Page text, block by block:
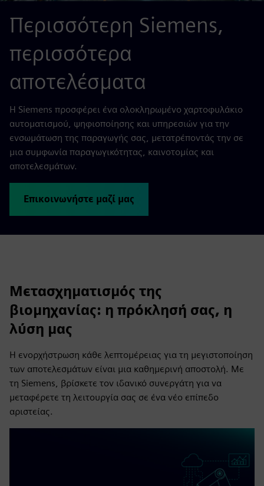
Περισσότερη Siemens,
περισσότερα
αποτελέσματα
Η Siemens προσφέρει ένα ολοκληρωμένο χαρτοφυλάκιο
αυτοματισμού, ψηφιοποίησης και υπηρεσιών για την
ενσωμάτωση της παραγωγής σας, μετατρέποντάς την σε
μια συμφωνία παραγωγικότητας, καινοτομίας και
αποτελεσμάτων.
Επικοινωνήστε μαζί μας
Μετασχηματισμός της
βιομηχανίας: η πρόκλησή σας, η
λύση μας
Η ενορχήστρωση κάθε λεπτομέρειας για τη μεγιστοποίηση
των αποτελεσμάτων είναι μια καθημερινή αποστολή. Με
τη Siemens, βρίσκετε τον ιδανικό συνεργάτη για να
μεταφέρετε τη λειτουργία σας σε ένα νέο επίπεδο
αριστείας.